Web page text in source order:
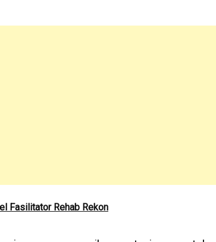
Fasilitator Rehab Rekon